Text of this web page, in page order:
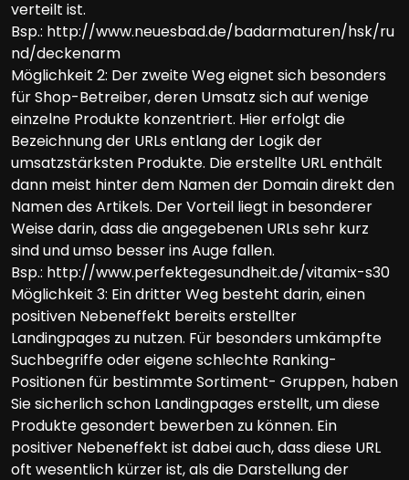
verteilt ist.
Bsp.: http://www.neuesbad.de/badarmaturen/hsk/ru
nd/deckenarm
Möglichkeit 2: Der zweite Weg eignet sich besonders
für Shop-Betreiber, deren Umsatz sich auf wenige
einzelne Produkte konzentriert. Hier erfolgt die
Bezeichnung der URLs entlang der Logik der
umsatzstärksten Produkte. Die erstellte URL enthält
dann meist hinter dem Namen der Domain direkt den
Namen des Artikels. Der Vorteil liegt in besonderer
Weise darin, dass die angegebenen URLs sehr kurz
sind und umso besser ins Auge fallen.
Bsp.: http://www.perfektegesundheit.de/vitamix-s30
Möglichkeit 3: Ein dritter Weg besteht darin, einen
positiven Nebeneffekt bereits erstellter
Landingpages zu nutzen. Für besonders umkämpfte
Suchbegriffe oder eigene schlechte Ranking-
Positionen für bestimmte Sortiment- Gruppen, haben
Sie sicherlich schon Landingpages erstellt, um diese
Produkte gesondert bewerben zu können. Ein
positiver Nebeneffekt ist dabei auch, dass diese URL
oft wesentlich kürzer ist, als die Darstellung der